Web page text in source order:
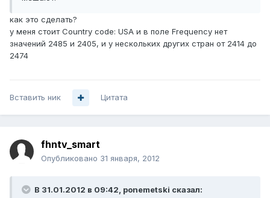
как это сделать?
у меня стоит Country code: USA и в поле Frequency нет
значений 2485 и 2405, и у нескольких других стран от 2414 до
2474
Вставить ник Цитата
fhntv_smart
Опубликовано 31 января, 2012
В 31.01.2012 в 09:42, ponemetski сказал: